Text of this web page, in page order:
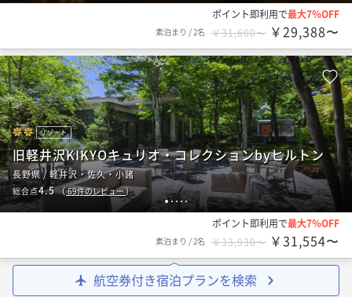
ポイント即利用で最大7％OFF
素泊まり /2名 ￥31,600〜 ￥29,388〜
1234 5
リゾート
旧軽井沢KIKYOキュリオ・コレクションbyヒルトン
長野県 / 軽井沢・佐久・小諸
総合点4.5（69件のレビュー）
ポイント即利用で最大7％OFF
素泊まり /2名 ￥33,930〜 ￥31,554〜
航空券付き宿泊プランを検索